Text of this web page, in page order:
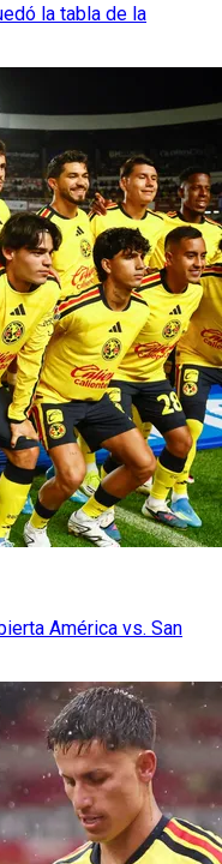
la tabla de la
América vs. San